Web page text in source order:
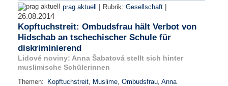
prag aktuell | Rubrik: Gesellschaft |
26.08.2014
Kopftuchstreit: Ombudsfrau hält Verbot von
Hidschab an tschechischer Schule für
diskriminierend
Lidové noviny: Anna Šabatová stellt sich hinter
muslimische Schülerinnen
Themen: Kopftuchstreit Muslime Ombudsfrau Anna